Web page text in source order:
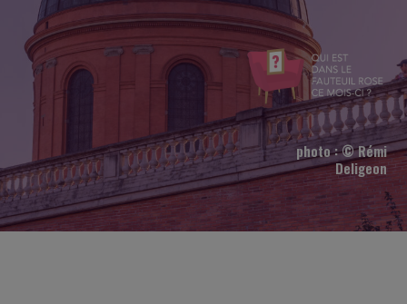
photo : © Rémi
Deligeon